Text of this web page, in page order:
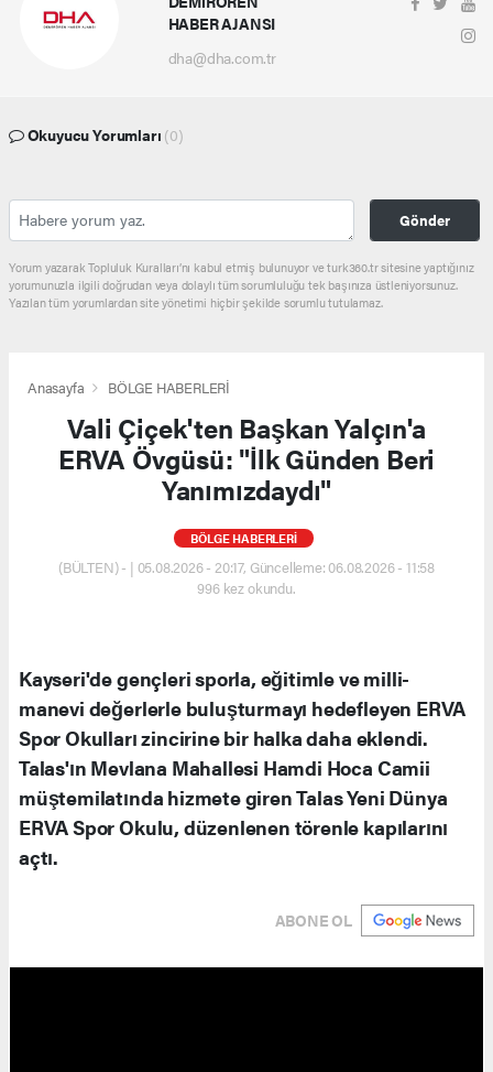
HABER AJANSI
dha@dha.com.tr
Okuyucu Yorumları (0)
Gönder
Yorum yazarak Topluluk Kuralları’nı kabul etmiş bulunuyor ve turk360.tr sitesine yaptığınız
yorumunuzla ilgili doğrudan veya dolaylı tüm sorumluluğu tek başınıza üstleniyorsunuz.
Yazılan tüm yorumlardan site yönetimi hiçbir şekilde sorumlu tutulamaz.
Anasayfa BÖLGE HABERLERİ
Vali Çiçek'ten Başkan Yalçın'a
ERVA Övgüsü: "İlk Günden Beri
Yanımızdaydı"
BÖLGE HABERLERİ
(BÜLTEN) - | 05.08.2026 - 20:17, Güncelleme: 06.08.2026 - 11:58
996 kez okundu.
Kayseri'de gençleri sporla, eğitimle ve milli-
manevi değerlerle buluşturmayı hedefleyen ERVA
Spor Okulları zincirine bir halka daha eklendi.
Talas'ın Mevlana Mahallesi Hamdi Hoca Camii
müştemilatında hizmete giren Talas Yeni Dünya
ERVA Spor Okulu, düzenlenen törenle kapılarını
açtı.
ABONE OL